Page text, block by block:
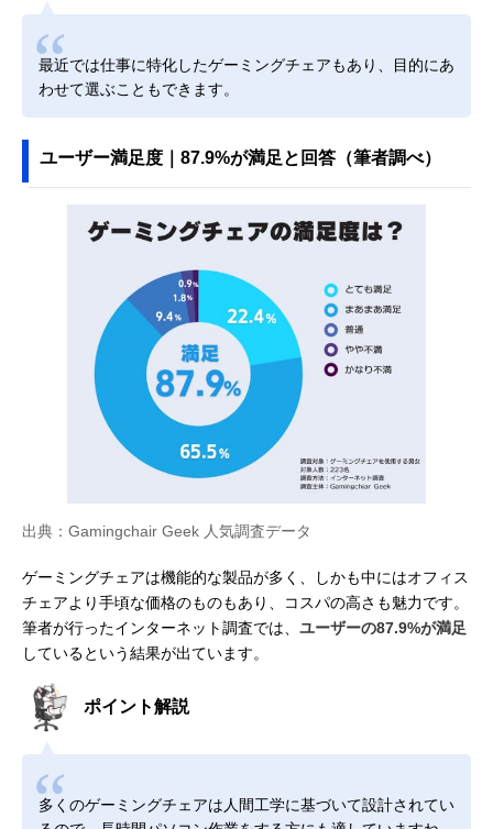
最近では仕事に特化したゲーミングチェアもあり、目的にあ
わせて選ぶこともできます。
ユーザー満足度｜87.9%が満足と回答（筆者調べ）
出典：Gamingchair Geek 人気調査データ
ゲーミングチェアは機能的な製品が多く、しかも中にはオフィス
チェアより手頃な価格のものもあり、コスパの高さも魅力です。
筆者が行ったインターネット調査では、 ユーザーの87.9%が満足
しているという結果が出ています。
ポイント解説
多くのゲーミングチェアは人間工学に基づいて設計されてい